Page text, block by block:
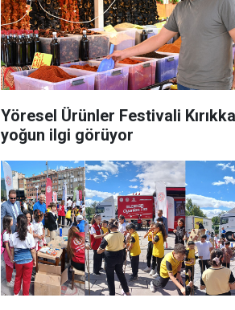
Yöresel Ürünler Festivali
yoğun ilgi görüyor